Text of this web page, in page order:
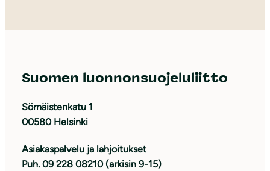
Suomen luonnonsuojeluliitto
Sörnäistenkatu 1
00580 Helsinki
Asiakaspalvelu ja lahjoitukset
Puh. 09 228 08210 (arkisin 9-15)